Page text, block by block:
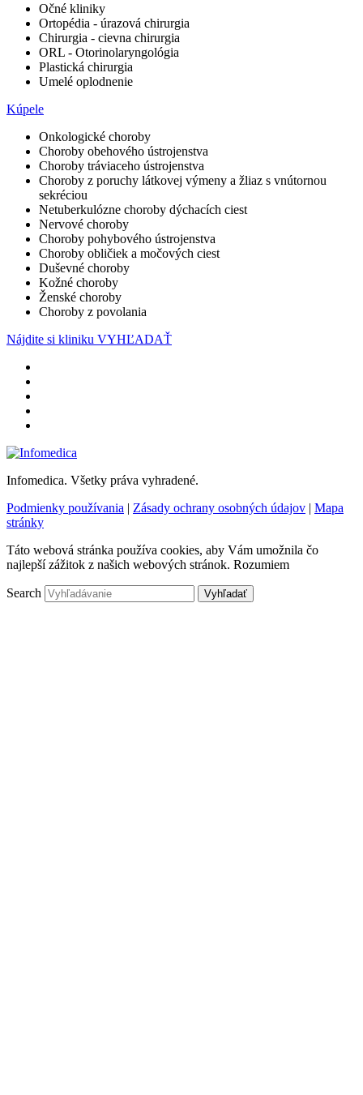
Očné kliniky
Ortopédia - úrazová chirurgia
Chirurgia - cievna chirurgia
ORL - Otorinolaryngológia
Plastická chirurgia
Umelé oplodnenie
Kúpele
Onkologické choroby
Choroby obehového ústrojenstva
Choroby tráviaceho ústrojenstva
Choroby z poruchy látkovej výmeny a žliaz s vnútornou
sekréciou
Netuberkulózne choroby dýchacích ciest
Nervové choroby
Choroby pohybového ústrojenstva
Choroby obličiek a močových ciest
Duševné choroby
Kožné choroby
Ženské choroby
Choroby z povolania
Nájdite si kliniku VYHĽADAŤ
Infomedica. Všetky práva vyhradené.
Podmienky používania | Zásady ochrany osobných údajov | Mapa
stránky
Táto webová stránka používa cookies, aby Vám umožnila čo
najlepší zážitok z našich webových stránok. Rozumiem
Search